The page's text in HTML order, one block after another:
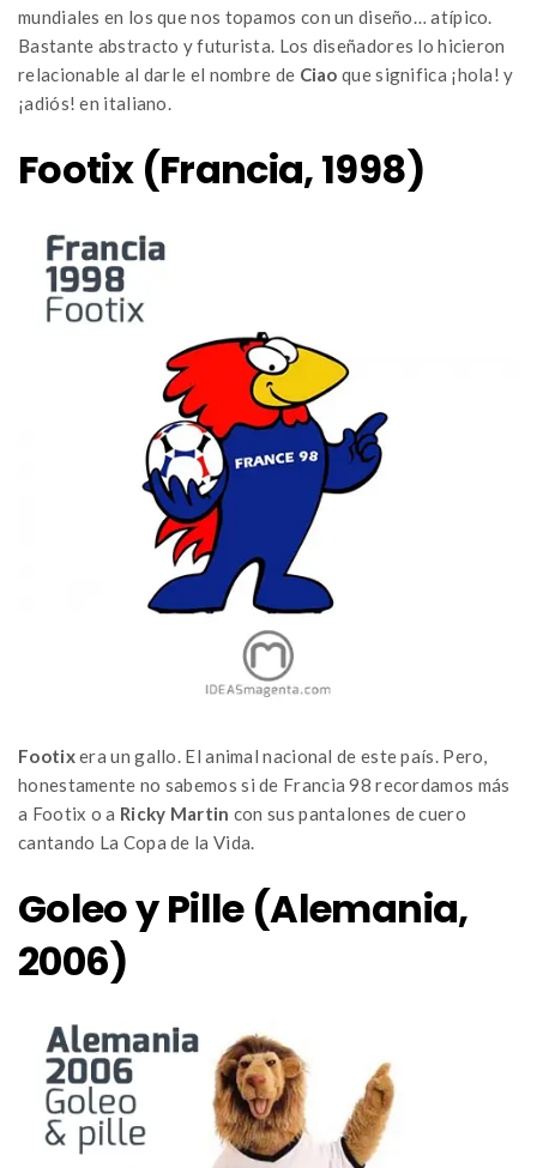
mundiales en los que nos topamos con un diseño… atípico.
Bastante abstracto y futurista. Los diseñadores lo hicieron
relacionable al darle el nombre de Ciao que significa ¡hola! y
¡adiós! en italiano.
Footix (Francia, 1998)
Footixera un gallo. El animal nacional de este país. Pero,
honestamente no sabemos si de Francia 98 recordamos más
a Footix o a Ricky Martin con sus pantalones de cuero
cantando La Copa de la Vida.
Goleo y Pille (Alemania,
2006)